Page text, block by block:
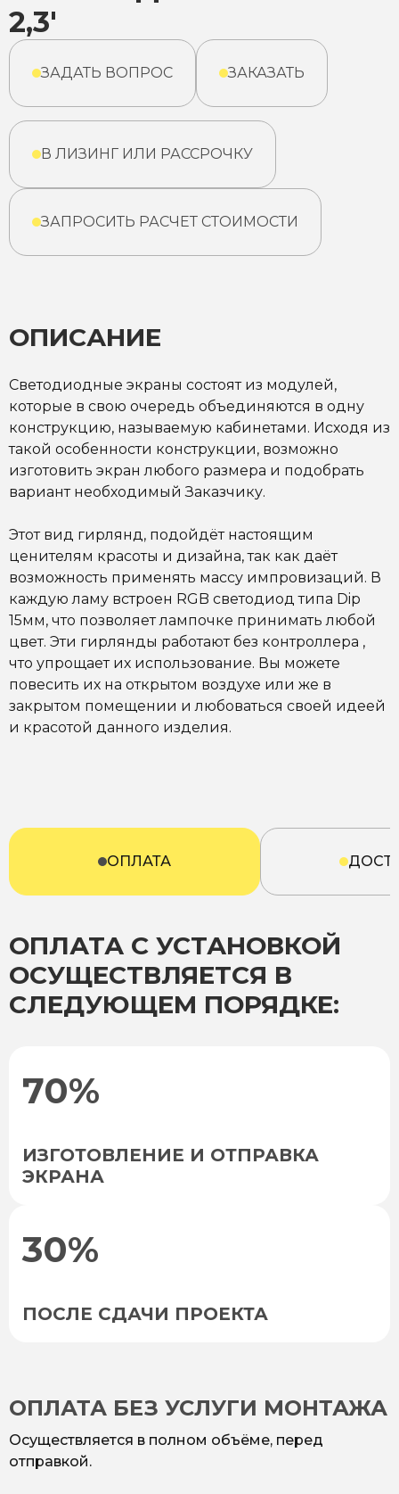
2,3'
ЗАДАТЬ ВОПРОС ЗАКАЗАТЬ
В ЛИЗИНГ ИЛИ РАССРОЧКУ
ЗАПРОСИТЬ РАСЧЕТ СТОИМОСТИ
ОПИСАНИЕ
Светодиодные экраны состоят из модулей,
которые в свою очередь объединяются в одну
конструкцию, называемую кабинетами. Исходя из
такой особенности конструкции, возможно
изготовить экран любого размера и подобрать
вариант необходимый Заказчику.
Этот вид гирлянд, подойдёт настоящим
ценителям красоты и дизайна, так как даёт
возможность применять массу импровизаций. В
каждую ламу встроен RGB светодиод типа Dip
15мм, что позволяет лампочке принимать любой
цвет. Эти гирлянды работают без контроллера ,
что упрощает их использование. Вы можете
повесить их на открытом воздухе или же в
закрытом помещении и любоваться своей идеей
и красотой данного изделия.
ОПЛАТА
ОПЛАТА С УСТАНОВКОЙ
ОСУЩЕСТВЛЯЕТСЯ В
СЛЕДУЮЩЕМ ПОРЯДКЕ:
70%
ИЗГОТОВЛЕНИЕ И ОТПРАВКА
ЭКРАНА
30%
ПОСЛЕ СДАЧИ ПРОЕКТА
ОПЛАТА БЕЗ УСЛУГИ МОНТАЖА
Осуществляется в полном объёме, перед
отправкой.